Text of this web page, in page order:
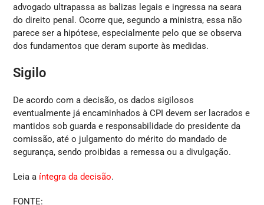
advogado ultrapassa as balizas legais e ingressa na seara
do direito penal. Ocorre que, segundo a ministra, essa não
parece ser a hipótese, especialmente pelo que se observa
dos fundamentos que deram suporte às medidas.
Sigilo
De acordo com a decisão, os dados sigilosos
eventualmente já encaminhados à CPI devem ser lacrados e
mantidos sob guarda e responsabilidade do presidente da
comissão, até o julgamento do mérito do mandado de
segurança, sendo proibidas a remessa ou a divulgação.
Leia a íntegra da decisão.
FONTE: